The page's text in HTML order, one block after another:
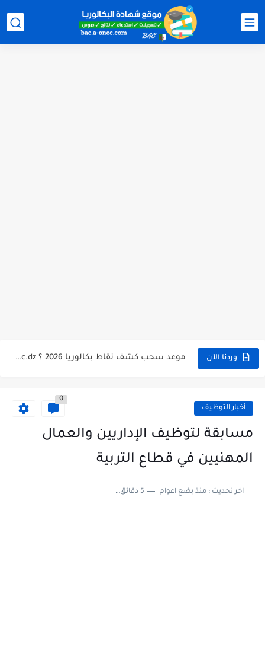
وردنا الآن موعد سحب كشف نقاط بكالوريا 2026 ؟ bac.onec.dz
أخبار التوظيف
0
مسابقة لتوظيف الإداريين والعمال
المهنيين في قطاع التربية
اخر تحديث :منذ بضع اعوام 5 دقائق للقراءة